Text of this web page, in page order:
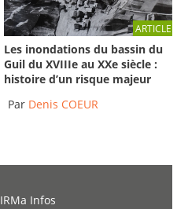
ARTICLE
Les inondations du bassin du
Guil du XVIIIe au XXe siècle :
histoire d’un risque majeur
Par Denis COEUR
IRMa Infos